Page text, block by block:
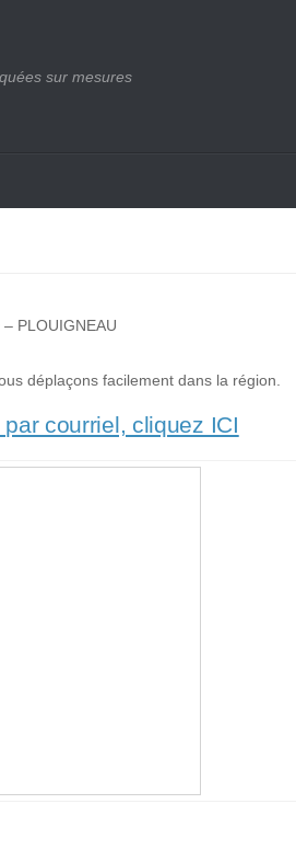
sur mesures
PLOUIGNEAU
déplaçons facilement dans la région.
courriel, cliquez ICI